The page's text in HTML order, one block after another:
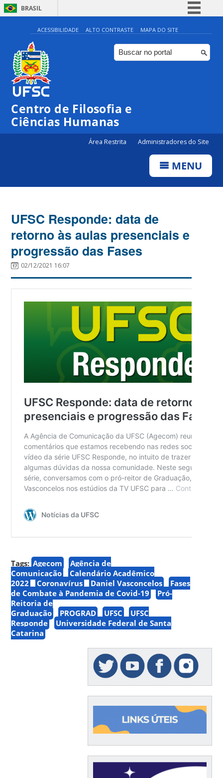
BRASIL
Simplifique!
Comunica BR
Participe
ACESSIBILIDADE ALTO CONTRASTE MAPA DO SITE
Centro de Filosofia e
Ciências Humanas
Área Restrita Administradores do Site
MENU
UFSC Responde: data de
retorno às aulas presenciais e
progressão das Fases
02/12/2021 16:07
Tags: Agecom
Agência de
Comunicação
Calendário Acadêmico
2022
Coronavírus Daniel Vasconcelos
Fases
de Combate à Pandemia de Covid-19
Pró-
Reitoria de
Graduação
PROGRAD UFSC
UFSC
Responde
Universidade Federal de Santa
Catarina